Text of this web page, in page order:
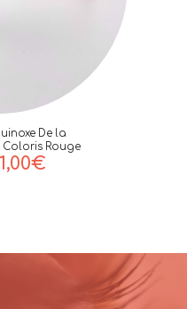
De la
Rouge
€Le
41,00€.